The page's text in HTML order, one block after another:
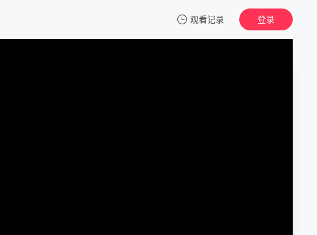
观看记录 登录